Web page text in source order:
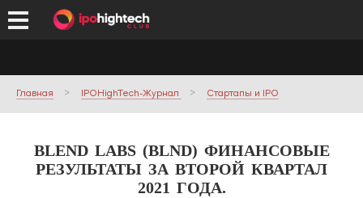
Главная IPOHighTech-Журнал Стартапы и IPO
BLEND LABS (BLND) ФИНАНСОВЫЕ
РЕЗУЛЬТАТЫ ЗА ВТОРОЙ КВАРТАЛ
2021 ГОДА.